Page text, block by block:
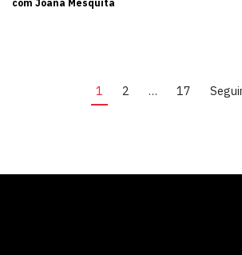
com Joana Mesquita
1 2 … 17